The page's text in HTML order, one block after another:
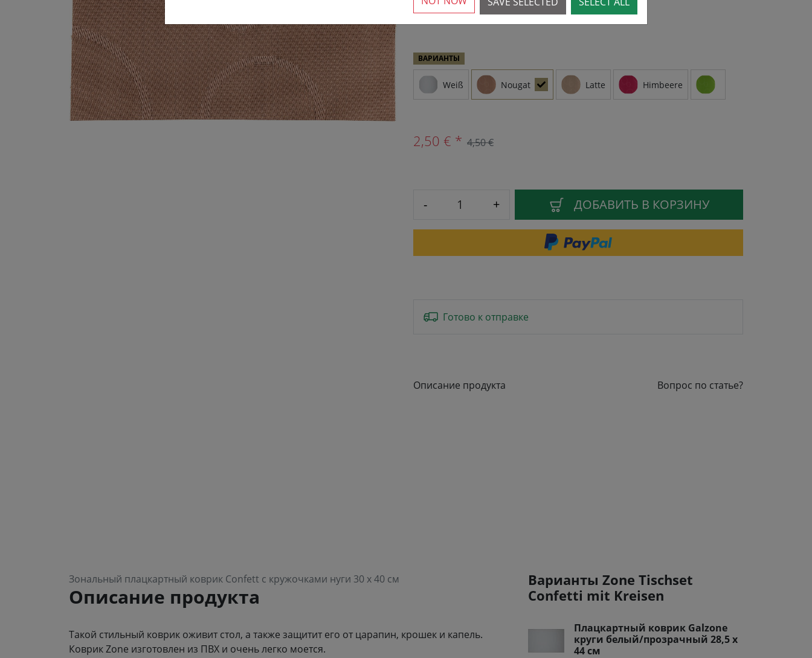
6 Доступный
ВАРИАНТЫ
Weiß Nougat Latte Himbeere
2,50 € * 4,50 €
- + ДОБАВИТЬ В КОРЗИНУ
Готово к отправке
Описание продукта Вопрос по статье?
Зональный плацкартный коврик Confett с кружочками нуги 30 x 40 см
Описание продукта
Такой стильный коврик оживит стол, а также защитит его от царапин, крошек и капель.
Коврик Zone изготовлен из ПВХ и очень легко моется.
Варианты Zone Tischset
Confetti mit Kreisen
Плацкартный коврик Galzone
круги белый/прозрачный 28,5 x
44 см